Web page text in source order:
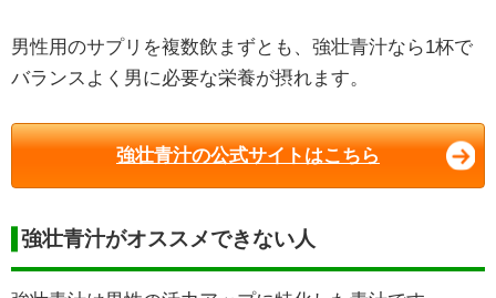
男性用のサプリを複数飲まずとも、強壮青汁なら1杯で
バランスよく男に必要な栄養が摂れます。
強壮青汁の公式サイトはこちら
強壮青汁がオススメできない人